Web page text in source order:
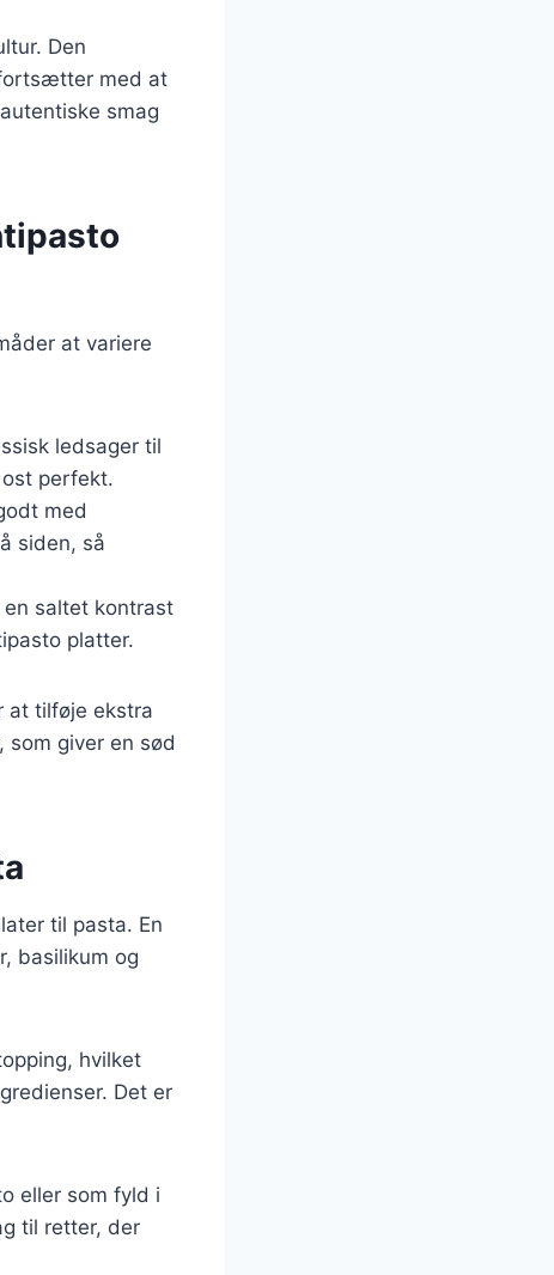
Den
med at
smag
at variere
ledsager til
perfekt.
med
siden, så
en saltet kontrast
platter.
at tilføje ekstra
giver en sød
til pasta. En
basilikum og
hvilket
Det er
eller som fyld i
til retter, der